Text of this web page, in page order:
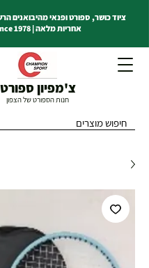
צ'מפיון ספורט
חנות הספורט של הצפון
ציוד כושר, ספורט ופנאי מהיבואנים
אחריות מלאה | since 1978